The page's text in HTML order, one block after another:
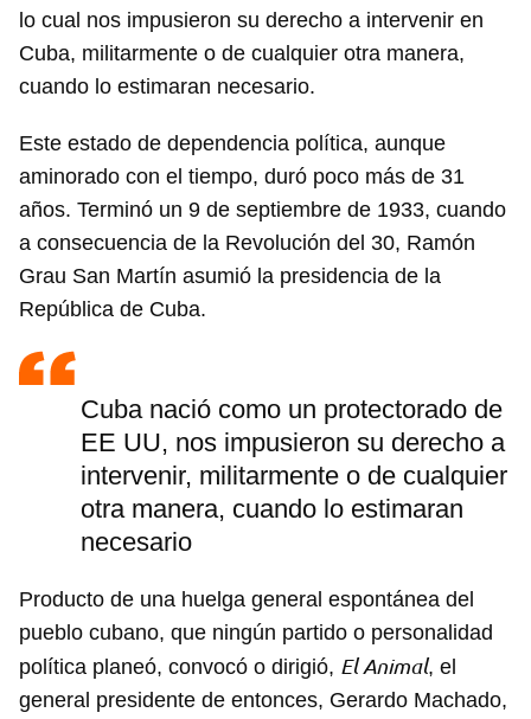
lo cual nos impusieron su derecho a intervenir en
Cuba, militarmente o de cualquier otra manera,
cuando lo estimaran necesario.
Este estado de dependencia política, aunque
aminorado con el tiempo, duró poco más de 31
años. Terminó un 9 de septiembre de 1933, cuando
a consecuencia de la Revolución del 30, Ramón
Grau San Martín asumió la presidencia de la
República de Cuba.
Cuba nació como un protectorado de
EE UU, nos impusieron su derecho a
intervenir, militarmente o de cualquier
otra manera, cuando lo estimaran
necesario
Producto de una huelga general espontánea del
pueblo cubano, que ningún partido o personalidad
política planeó, convocó o dirigió, El Animal, el
general presidente de entonces, Gerardo Machado,